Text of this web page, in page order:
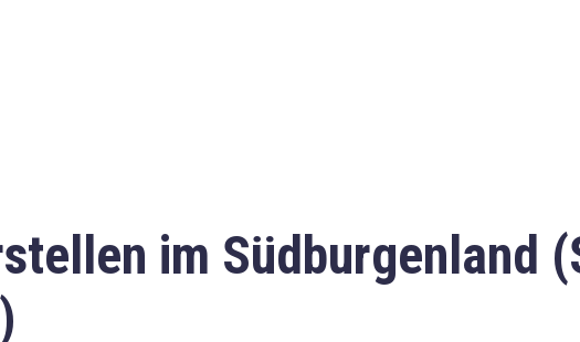
im Südburgenland